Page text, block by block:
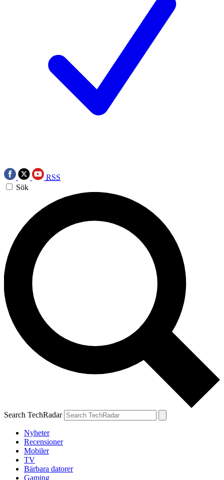
RSS
Sök
Search TechRadar
Nyheter
Recensioner
Mobiler
TV
Bärbara datorer
Gaming